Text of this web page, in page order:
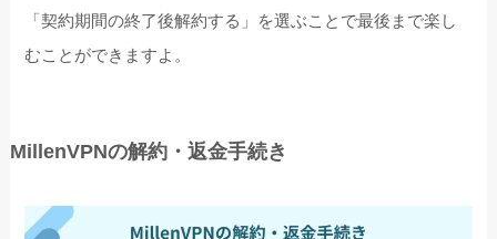
「契約期間の終了後解約する」を選ぶことで最後まで楽し
むことができますよ。
MillenVPNの解約・返金手続き